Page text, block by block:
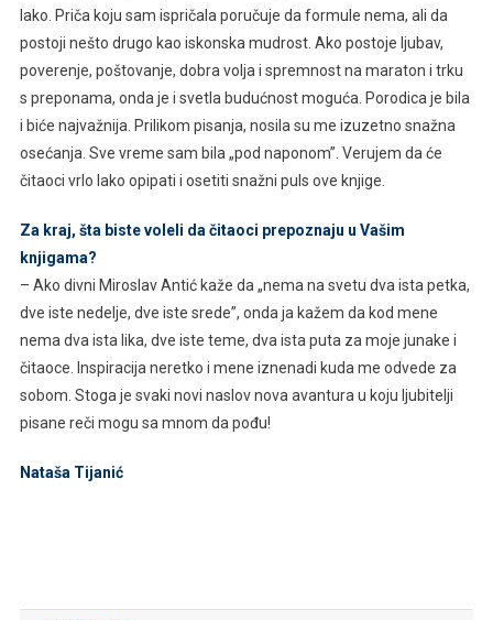
lako. Priča koju sam ispričala poručuje da formule nema, ali da
postoji nešto drugo kao iskonska mudrost. Ako postoje ljubav,
poverenje, poštovanje, dobra volja i spremnost na maraton i trku
s preponama, onda je i svetla budućnost moguća. Porodica je bila
i biće najvažnija. Prilikom pisanja, nosila su me izuzetno snažna
osećanja. Sve vreme sam bila „pod naponom”. Verujem da će
čitaoci vrlo lako opipati i osetiti snažni puls ove knjige.
Za kraj, šta biste voleli da čitaoci prepoznaju u Vašim
knjigama?
– Ako divni Miroslav Antić kaže da „nema na svetu dva ista petka,
dve iste nedelje, dve iste srede”, onda ja kažem da kod mene
nema dva ista lika, dve iste teme, dva ista puta za moje junake i
čitaoce. Inspiracija neretko i mene iznenadi kuda me odvede za
sobom. Stoga je svaki novi naslov nova avantura u koju ljubitelji
pisane reči mogu sa mnom da pođu!
Nataša Tijanić